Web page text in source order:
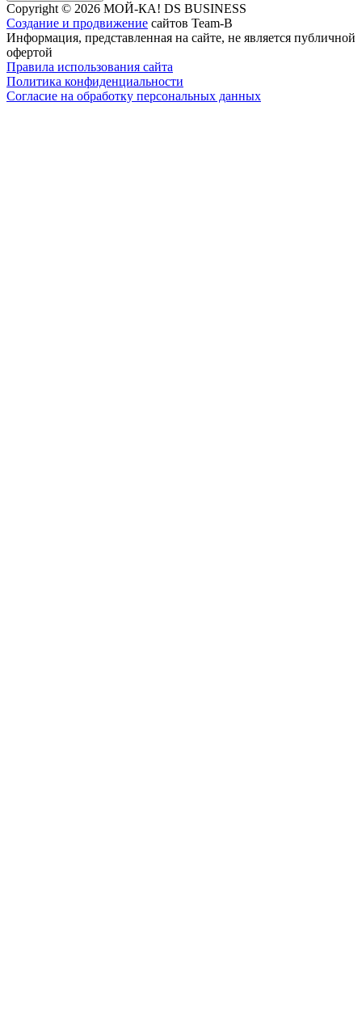
Copyright © 2026 МОЙ-КА! DS BUSINESS
Создание и продвижение сайтов Team-B
Информация, представленная на сайте, не является публичной
офертой
Правила использования сайта
Политика конфиденциальности
Согласие на обработку персональных данных